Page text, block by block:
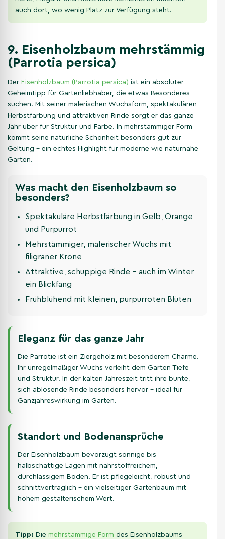
auch dort, wo wenig Platz zur Verfügung steht.
9. Eisenholzbaum mehrstämmig
(Parrotia persica)
Der Eisenholzbaum (Parrotia persica) ist ein absoluter
Geheimtipp für Gartenliebhaber, die etwas Besonderes
suchen. Mit seiner malerischen Wuchsform, spektakulären
Herbstfärbung und attraktiven Rinde sorgt er das ganze
Jahr über für Struktur und Farbe. In mehrstämmiger Form
kommt seine natürliche Schönheit besonders gut zur
Geltung – ein echtes Highlight für moderne wie naturnahe
Gärten.
Was macht den Eisenholzbaum so
besonders?
Spektakuläre Herbstfärbung in Gelb, Orange
und Purpurrot
Mehrstämmiger, malerischer Wuchs mit
filigraner Krone
Attraktive, schuppige Rinde – auch im Winter
ein Blickfang
Frühblühend mit kleinen, purpurroten Blüten
Eleganz für das ganze Jahr
Die Parrotie ist ein Ziergehölz mit besonderem Charme.
Ihr unregelmäßiger Wuchs verleiht dem Garten Tiefe
und Struktur. In der kalten Jahreszeit tritt ihre bunte,
sich ablösende Rinde besonders hervor – ideal für
Ganzjahreswirkung im Garten.
Standort und Bodenansprüche
Der Eisenholzbaum bevorzugt sonnige bis
halbschattige Lagen mit nährstoffreichem,
durchlässigem Boden. Er ist pflegeleicht, robust und
schnittverträglich – ein vielseitiger Gartenbaum mit
hohem gestalterischem Wert.
Tipp: Die mehrstämmige Form des Eisenholzbaums